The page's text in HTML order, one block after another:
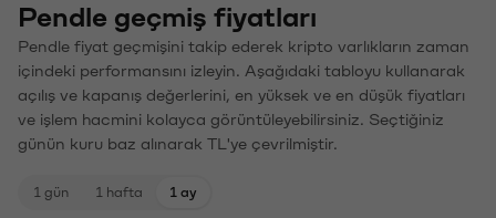
Pendle geçmiş fiyatları
Pendle fiyat geçmişini takip ederek kripto varlıkların zaman
içindeki performansını izleyin. Aşağıdaki tabloyu kullanarak
açılış ve kapanış değerlerini, en yüksek ve en düşük fiyatları
ve işlem hacmini kolayca görüntüleyebilirsiniz. Seçtiğiniz
günün kuru baz alınarak TL'ye çevrilmiştir.
1 gün 1 hafta 1 ay